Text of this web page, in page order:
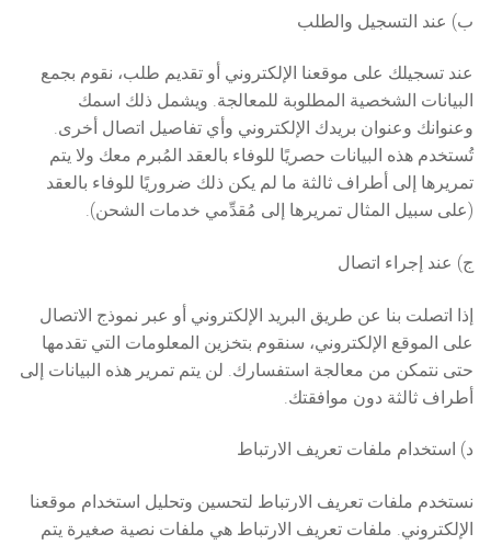
Русский
Español
ب) عند التسجيل والطلب
عند تسجيلك على موقعنا الإلكتروني أو تقديم طلب، نقوم بجمع
البيانات الشخصية المطلوبة للمعالجة. ويشمل ذلك اسمك
وعنوانك وعنوان بريدك الإلكتروني وأي تفاصيل اتصال أخرى.
تُستخدم هذه البيانات حصريًا للوفاء بالعقد المُبرم معك ولا يتم
تمريرها إلى أطراف ثالثة ما لم يكن ذلك ضروريًا للوفاء بالعقد
(على سبيل المثال تمريرها إلى مُقدِّمي خدمات الشحن).
ج) عند إجراء اتصال
إذا اتصلت بنا عن طريق البريد الإلكتروني أو عبر نموذج الاتصال
على الموقع الإلكتروني، سنقوم بتخزين المعلومات التي تقدمها
حتى نتمكن من معالجة استفسارك. لن يتم تمرير هذه البيانات إلى
أطراف ثالثة دون موافقتك.
د) استخدام ملفات تعريف الارتباط
نستخدم ملفات تعريف الارتباط لتحسين وتحليل استخدام موقعنا
الإلكتروني. ملفات تعريف الارتباط هي ملفات نصية صغيرة يتم